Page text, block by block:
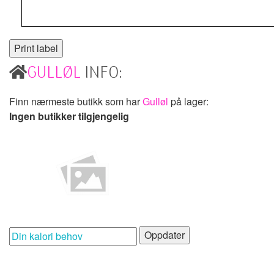
GULLØL INFO:
Finn nærmeste butikk som harGulløl på lager:
Ingen butikker tilgjengelig
Oppdater